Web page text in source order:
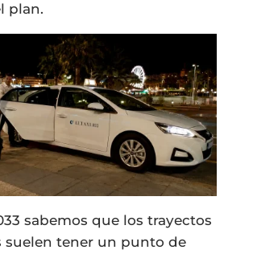
plan.
sabemos que los trayectos
suelen tener un punto de